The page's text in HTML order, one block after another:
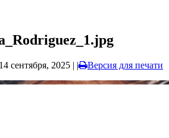
14 сентября, 2025 | | Версия для печати